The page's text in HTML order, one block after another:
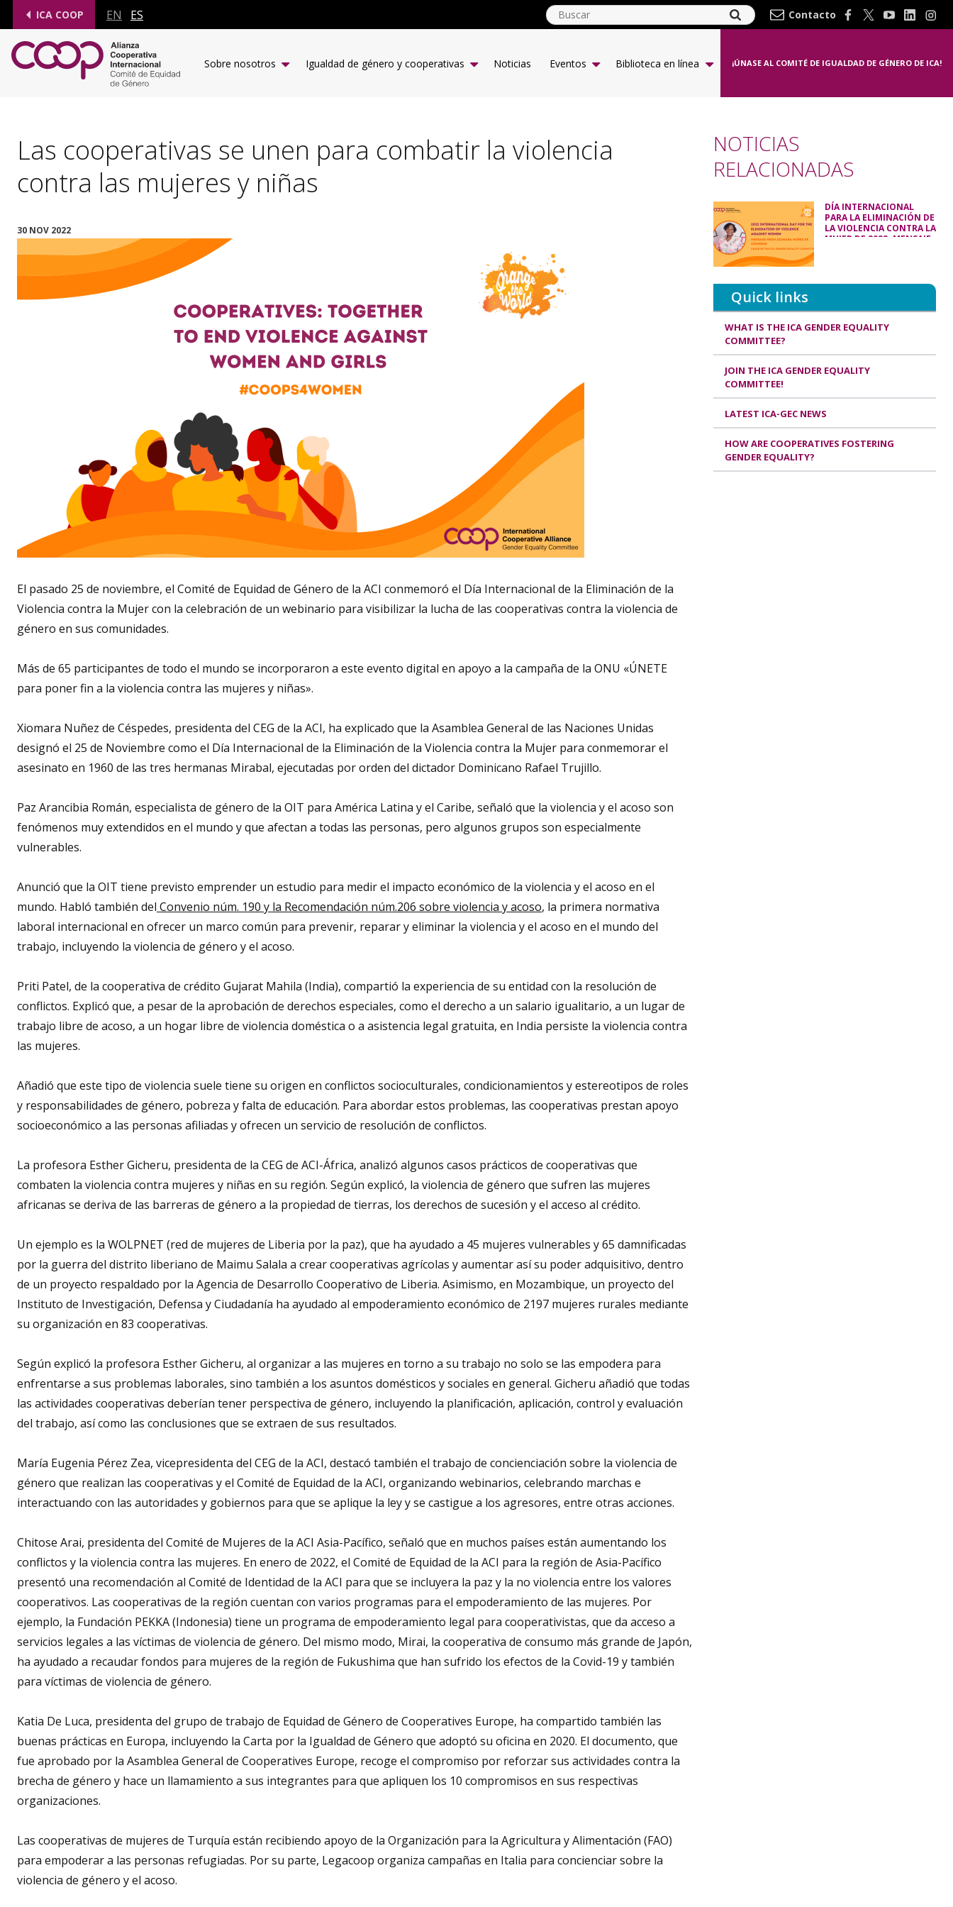
ICA COOP EN ES Contacto
Sobre nosotros Igualdad de género y cooperativas Noticias Eventos Biblioteca en línea ¡ÚNASE AL COMITÉ DE IGUALDAD DE GÉNERO DE ICA!
Las cooperativas se unen para combatir la violencia
contra las mujeres y niñas
30 NOV 2022
El pasado 25 de noviembre, el Comité de Equidad de Género de la ACI conmemoró el Día Internacional de la Eliminación de la
Violencia contra la Mujer con la celebración de un webinario para visibilizar la lucha de las cooperativas contra la violencia de
género en sus comunidades.
Más de 65 participantes de todo el mundo se incorporaron a este evento digital en apoyo a la campaña de la ONU «ÚNETE
para poner fin a la violencia contra las mujeres y niñas».
Xiomara Nuñez de Céspedes, presidenta del CEG de la ACI, ha explicado que la Asamblea General de las Naciones Unidas
designó el 25 de Noviembre como el Día Internacional de la Eliminación de la Violencia contra la Mujer para conmemorar el
asesinato en 1960 de las tres hermanas Mirabal, ejecutadas por orden del dictador Dominicano Rafael Trujillo.
Paz Arancibia Román, especialista de género de la OIT para América Latina y el Caribe, señaló que la violencia y el acoso son
fenómenos muy extendidos en el mundo y que afectan a todas las personas, pero algunos grupos son especialmente
vulnerables.
Anunció que la OIT tiene previsto emprender un estudio para medir el impacto económico de la violencia y el acoso en el
mundo. Habló también del Convenio núm. 190 y la Recomendación núm.206 sobre violencia y acoso, la primera normativa
laboral internacional en ofrecer un marco común para prevenir, reparar y eliminar la violencia y el acoso en el mundo del
trabajo, incluyendo la violencia de género y el acoso.
Priti Patel, de la cooperativa de crédito Gujarat Mahila (India), compartió la experiencia de su entidad con la resolución de
conflictos. Explicó que, a pesar de la aprobación de derechos especiales, como el derecho a un salario igualitario, a un lugar de
trabajo libre de acoso, a un hogar libre de violencia doméstica o a asistencia legal gratuita, en India persiste la violencia contra
las mujeres.
Añadió que este tipo de violencia suele tiene su origen en conflictos socioculturales, condicionamientos y estereotipos de roles
y responsabilidades de género, pobreza y falta de educación. Para abordar estos problemas, las cooperativas prestan apoyo
socioeconómico a las personas afiliadas y ofrecen un servicio de resolución de conflictos.
La profesora Esther Gicheru, presidenta de la CEG de ACI-África, analizó algunos casos prácticos de cooperativas que
combaten la violencia contra mujeres y niñas en su región. Según explicó, la violencia de género que sufren las mujeres
africanas se deriva de las barreras de género a la propiedad de tierras, los derechos de sucesión y el acceso al crédito.
Un ejemplo es la WOLPNET (red de mujeres de Liberia por la paz), que ha ayudado a 45 mujeres vulnerables y 65 damnificadas
por la guerra del distrito liberiano de Maimu Salala a crear cooperativas agrícolas y aumentar así su poder adquisitivo, dentro
de un proyecto respaldado por la Agencia de Desarrollo Cooperativo de Liberia. Asimismo, en Mozambique, un proyecto del
Instituto de Investigación, Defensa y Ciudadanía ha ayudado al empoderamiento económico de 2197 mujeres rurales mediante
su organización en 83 cooperativas.
Según explicó la profesora Esther Gicheru, al organizar a las mujeres en torno a su trabajo no solo se las empodera para
enfrentarse a sus problemas laborales, sino también a los asuntos domésticos y sociales en general. Gicheru añadió que todas
las actividades cooperativas deberían tener perspectiva de género, incluyendo la planificación, aplicación, control y evaluación
del trabajo, así como las conclusiones que se extraen de sus resultados.
María Eugenia Pérez Zea, vicepresidenta del CEG de la ACI, destacó también el trabajo de concienciación sobre la violencia de
género que realizan las cooperativas y el Comité de Equidad de la ACI, organizando webinarios, celebrando marchas e
interactuando con las autoridades y gobiernos para que se aplique la ley y se castigue a los agresores, entre otras acciones.
Chitose Arai, presidenta del Comité de Mujeres de la ACI Asia-Pacífico, señaló que en muchos países están aumentando los
conflictos y la violencia contra las mujeres. En enero de 2022, el Comité de Equidad de la ACI para la región de Asia-Pacífico
presentó una recomendación al Comité de Identidad de la ACI para que se incluyera la paz y la no violencia entre los valores
cooperativos. Las cooperativas de la región cuentan con varios programas para el empoderamiento de las mujeres. Por
ejemplo, la Fundación PEKKA (Indonesia) tiene un programa de empoderamiento legal para cooperativistas, que da acceso a
servicios legales a las víctimas de violencia de género. Del mismo modo, Mirai, la cooperativa de consumo más grande de Japón,
ha ayudado a recaudar fondos para mujeres de la región de Fukushima que han sufrido los efectos de la Covid-19 y también
para víctimas de violencia de género.
Katia De Luca, presidenta del grupo de trabajo de Equidad de Género de Cooperatives Europe, ha compartido también las
buenas prácticas en Europa, incluyendo la Carta por la Igualdad de Género que adoptó su oficina en 2020. El documento, que
fue aprobado por la Asamblea General de Cooperatives Europe, recoge el compromiso por reforzar sus actividades contra la
brecha de género y hace un llamamiento a sus integrantes para que apliquen los 10 compromisos en sus respectivas
organizaciones.
Las cooperativas de mujeres de Turquía están recibiendo apoyo de la Organización para la Agricultura y Alimentación (FAO)
para empoderar a las personas refugiadas. Por su parte, Legacoop organiza campañas en Italia para concienciar sobre la
violencia de género y el acoso.
NOTICIAS
RELACIONADAS
DÍA INTERNACIONAL
PARA LA ELIMINACIÓN DE
LA VIOLENCIA CONTRA LA
MUJER DE 2022: MENSAJE
DE GÉNERO DE LA ACI
Quick links
WHAT IS THE ICA GENDER EQUALITY
COMMITTEE?
JOIN THE ICA GENDER EQUALITY
COMMITTEE!
LATEST ICA-GEC NEWS
HOW ARE COOPERATIVES FOSTERING
GENDER EQUALITY?